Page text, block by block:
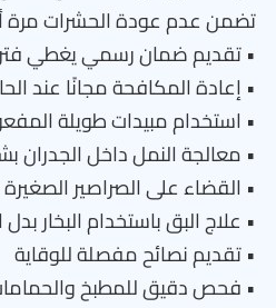
تضمن عدم عودة الحشرات مرة
• تقديم ضمان رسمي يغطي
• إعادة المكافحة مجانًا عند
• استخدام مبيدات طويلة
• معالجة النمل داخل
• القضاء على الصراصير
• علاج البق باستخدام البخار
• تقديم نصائح مفصلة للوقاية
• فحص دقيق للمطبخ